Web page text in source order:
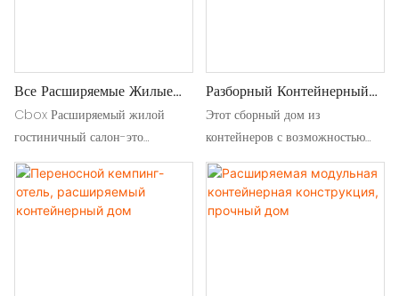
Все Расширяемые Жилые
Гостиничные Салоны
Расширяются
Cbox Расширяемый жилой
гостиничный салон-это
модульное, экономичное
помещение для проживания,
объединяющее живые предметы
Разборный Контейнерный
Дом, Сборный Жилой Дом
Этот сборный дом из
контейнеров с возможностью
расширения предлагает
портативную сборную виллу и
модульный дом из 40-футовых